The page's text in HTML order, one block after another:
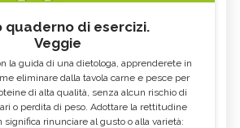
quaderno di esercizi.
Veggie
la guida di una dietologa, apprenderete in
eliminare dalla tavola carne e pesce per
di alta qualità, senza alcun rischio di
o perdita di peso. Adottare la rettitudine
significa rinunciare al gusto o alla varietà: